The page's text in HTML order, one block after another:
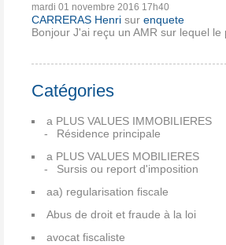
mardi 01 novembre 2016 17h40
CARRERAS Henri sur enquete
Bonjour J'ai reçu un AMR sur lequel le
Catégories
a PLUS VALUES IMMOBILIERES
Résidence principale
a PLUS VALUES MOBILIERES
Sursis ou report d'imposition
aa) regularisation fiscale
Abus de droit et fraude à la loi
avocat fiscaliste